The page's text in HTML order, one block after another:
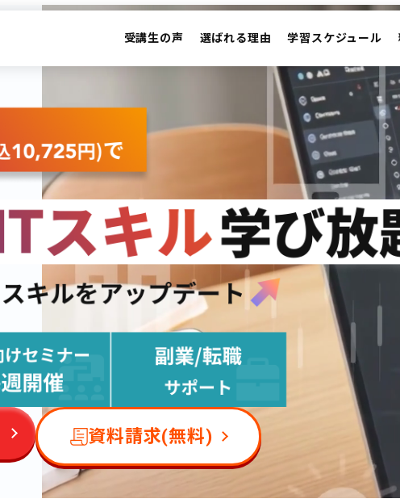
受講生の声 選ばれる理由 学習スケジュール
資料請求(無料)